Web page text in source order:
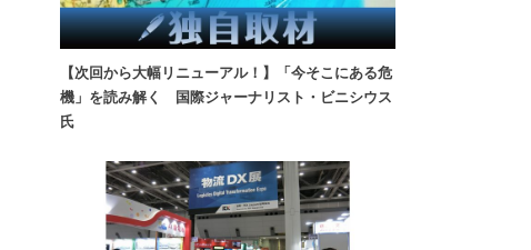
【次回から大幅リニューアル！】「今そこにある危
機」を読み解く 国際ジャーナリスト・ビニシウス
氏